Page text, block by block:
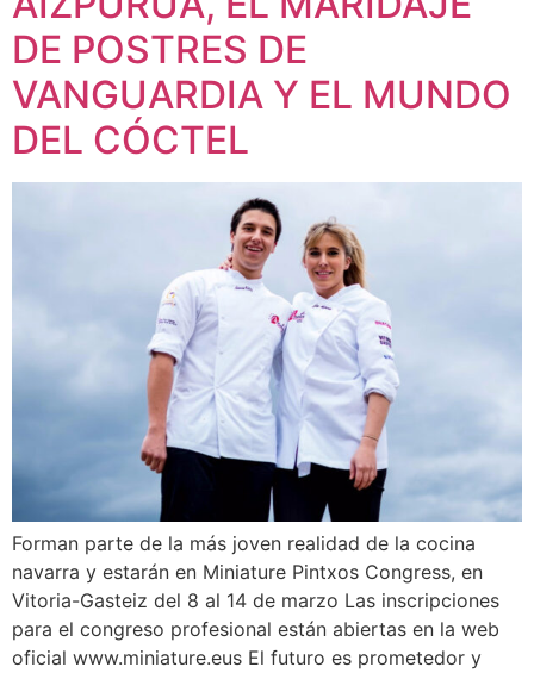
DE POSTRES DE
VANGUARDIA Y EL MUNDO
DEL CÓCTEL
Forman parte de la más joven realidad de la cocina
navarra y estarán en Miniature Pintxos Congress, en
Vitoria-Gasteiz del 8 al 14 de marzo Las inscripciones
para el congreso profesional están abiertas en la web
oficial www.miniature.eus El futuro es prometedor y